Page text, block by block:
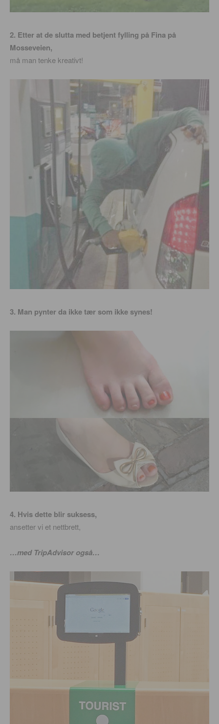
2. Etter at de slutta med betjent fylling på Fina på
Mosseveien,
må man tenke kreativt!
3. Man pynter da ikke tær som ikke synes!
4. Hvis dette blir suksess,
ansetter vi et nettbrett,
…med TripAdvisor også…